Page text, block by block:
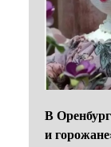
В
и